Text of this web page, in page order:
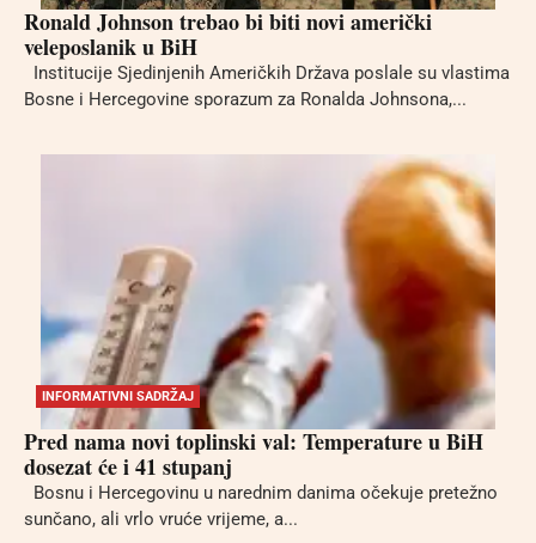
Ronald Johnson trebao bi biti novi američki
veleposlanik u BiH
Institucije Sjedinjenih Američkih Država poslale su vlastima
Bosne i Hercegovine sporazum za Ronalda Johnsona,...
INFORMATIVNI SADRŽAJ
Pred nama novi toplinski val: Temperature u BiH
dosezat će i 41 stupanj
Bosnu i Hercegovinu u narednim danima očekuje pretežno
sunčano, ali vrlo vruće vrijeme, a...